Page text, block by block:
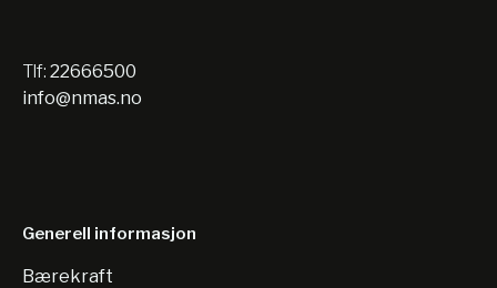
Tlf: 22666500
info@nmas.no
Generell informasjon
Bærekraft